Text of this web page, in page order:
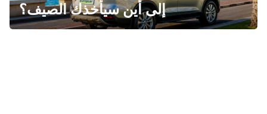
إلى أين سيأخذك الصيف؟